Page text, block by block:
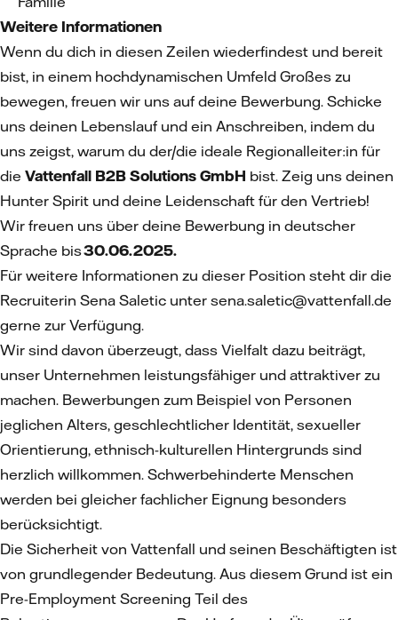
Weitere Informationen
Wenn du dich in diesen Zeilen wiederfindest und bereit
bist, in einem hochdynamischen Umfeld Großes zu
bewegen, freuen wir uns auf deine Bewerbung. Schicke
uns deinen Lebenslauf und ein Anschreiben, indem du
uns zeigst, warum du der/die ideale Regionalleiter:in für
die Vattenfall B2B Solutions GmbH bist. Zeig uns deinen
Hunter Spirit und deine Leidenschaft für den Vertrieb!
Wir freuen uns über deine Bewerbung in deutscher
Sprache bis30.06.2025.
Für weitere Informationen zu dieser Position steht dir die
Recruiterin Sena Saletic unter sena.saletic@vattenfall.de
gerne zur Verfügung.
Wir sind davon überzeugt, dass Vielfalt dazu beiträgt,
unser Unternehmen leistungsfähiger und attraktiver zu
machen. Bewerbungen zum Beispiel von Personen
jeglichen Alters, geschlechtlicher Identität, sexueller
Orientierung, ethnisch-kulturellen Hintergrunds sind
herzlich willkommen. Schwerbehinderte Menschen
werden bei gleicher fachlicher Eignung besonders
berücksichtigt.
Die Sicherheit von Vattenfall und seinen Beschäftigten ist
von grundlegender Bedeutung. Aus diesem Grund ist ein
Pre-Employment Screening Teil des